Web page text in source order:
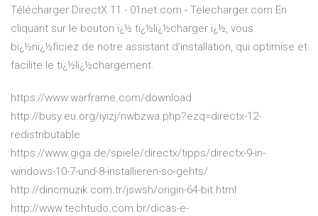
Télécharger DirectX 11 - 01net.com - Telecharger.com En
cliquant sur le bouton ï¿½ tï¿½lï¿½charger ï¿½, vous
bï¿½nï¿½ficiez de notre assistant d'installation, qui optimise et
facilite le tï¿½lï¿½chargement.
https://www.warframe.com/download
http://busy.eu.org/iyizj/nwbzwa.php?ezq=directx-12-
redistributable
https://www.giga.de/spiele/directx/tipps/directx-9-in-
windows-10-7-und-8-installieren-so-gehts/
http://dincmuzik.com.tr/jswsh/origin-64-bit.html
http://www.techtudo.com.br/dicas-e-